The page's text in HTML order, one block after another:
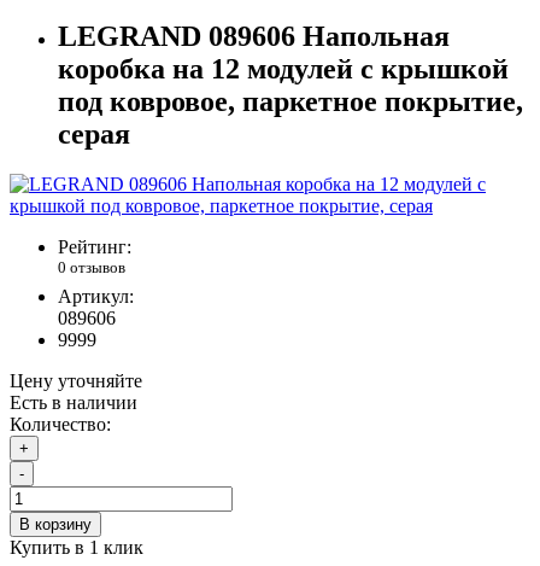
LEGRAND 089606 Напольная
коробка на 12 модулей с крышкой
под ковровое, паркетное покрытие,
серая
Рейтинг:
0 отзывов
Артикул:
089606
9999
Цену уточняйте
Есть в наличии
Количество:
+
-
В корзину
Купить в 1 клик